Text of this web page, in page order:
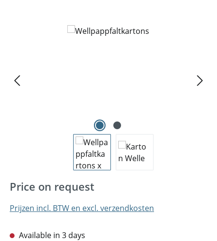
Afbeeldingengalerij overslaan
Price on request
Prijzen incl. BTW en excl. verzendkosten
Available in 3 days